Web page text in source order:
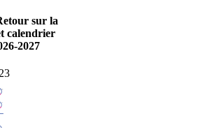
sur la
calendrier
2027